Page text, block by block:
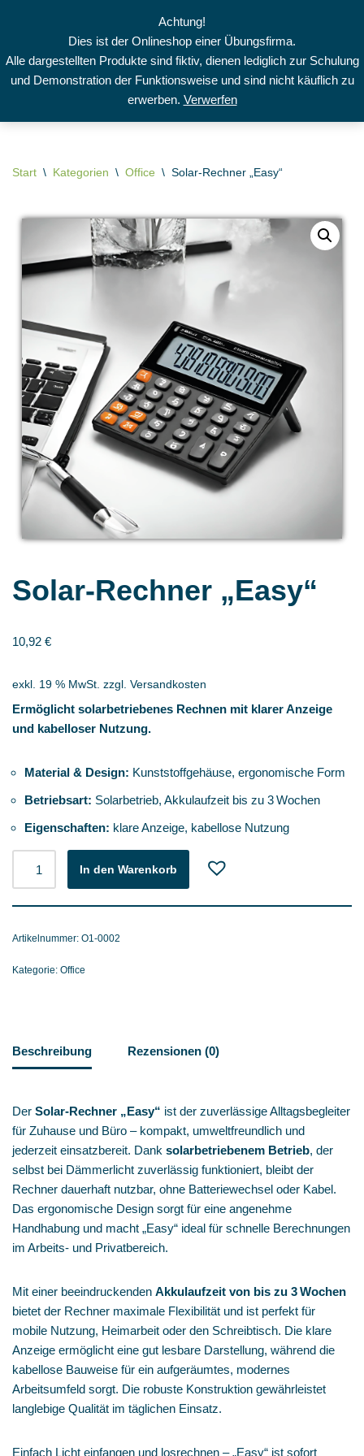
Achtung!
Dies ist der Onlineshop einer Übungsfirma.
Alle dargestellten Produkte sind fiktiv, dienen lediglich zur Schulung
und Demonstration der Funktionsweise und sind nicht käuflich zu
erwerben. Verwerfen
Inhalt
springen
Start \ Kategorien \ Office \ Solar-Rechner „Easy“
Solar-Rechner „Easy“
10,92 €
exkl. 19 % MwSt. zzgl. Versandkosten
Ermöglicht solarbetriebenes Rechnen mit klarer Anzeige
und kabelloser Nutzung.
Material & Design: Kunststoffgehäuse, ergonomische Form
Betriebsart: Solarbetrieb, Akkulaufzeit bis zu 3 Wochen
Eigenschaften: klare Anzeige, kabellose Nutzung
In den Warenkorb
Artikelnummer: O1-0002
Kategorie: Office
Beschreibung Rezensionen (0)
Der Solar‑Rechner „Easy“ ist der zuverlässige Alltagsbegleiter
für Zuhause und Büro – kompakt, umweltfreundlich und
jederzeit einsatzbereit. Dank solarbetriebenem Betrieb, der
selbst bei Dämmerlicht zuverlässig funktioniert, bleibt der
Rechner dauerhaft nutzbar, ohne Batteriewechsel oder Kabel.
Das ergonomische Design sorgt für eine angenehme
Handhabung und macht „Easy“ ideal für schnelle Berechnungen
im Arbeits‑ und Privatbereich.
Mit einer beeindruckenden Akkulaufzeit von bis zu 3 Wochen
bietet der Rechner maximale Flexibilität und ist perfekt für
mobile Nutzung, Heimarbeit oder den Schreibtisch. Die klare
Anzeige ermöglicht eine gut lesbare Darstellung, während die
kabellose Bauweise für ein aufgeräumtes, modernes
Arbeitsumfeld sorgt. Die robuste Konstruktion gewährleistet
langlebige Qualität im täglichen Einsatz.
Einfach Licht einfangen und losrechnen – „Easy“ ist sofort